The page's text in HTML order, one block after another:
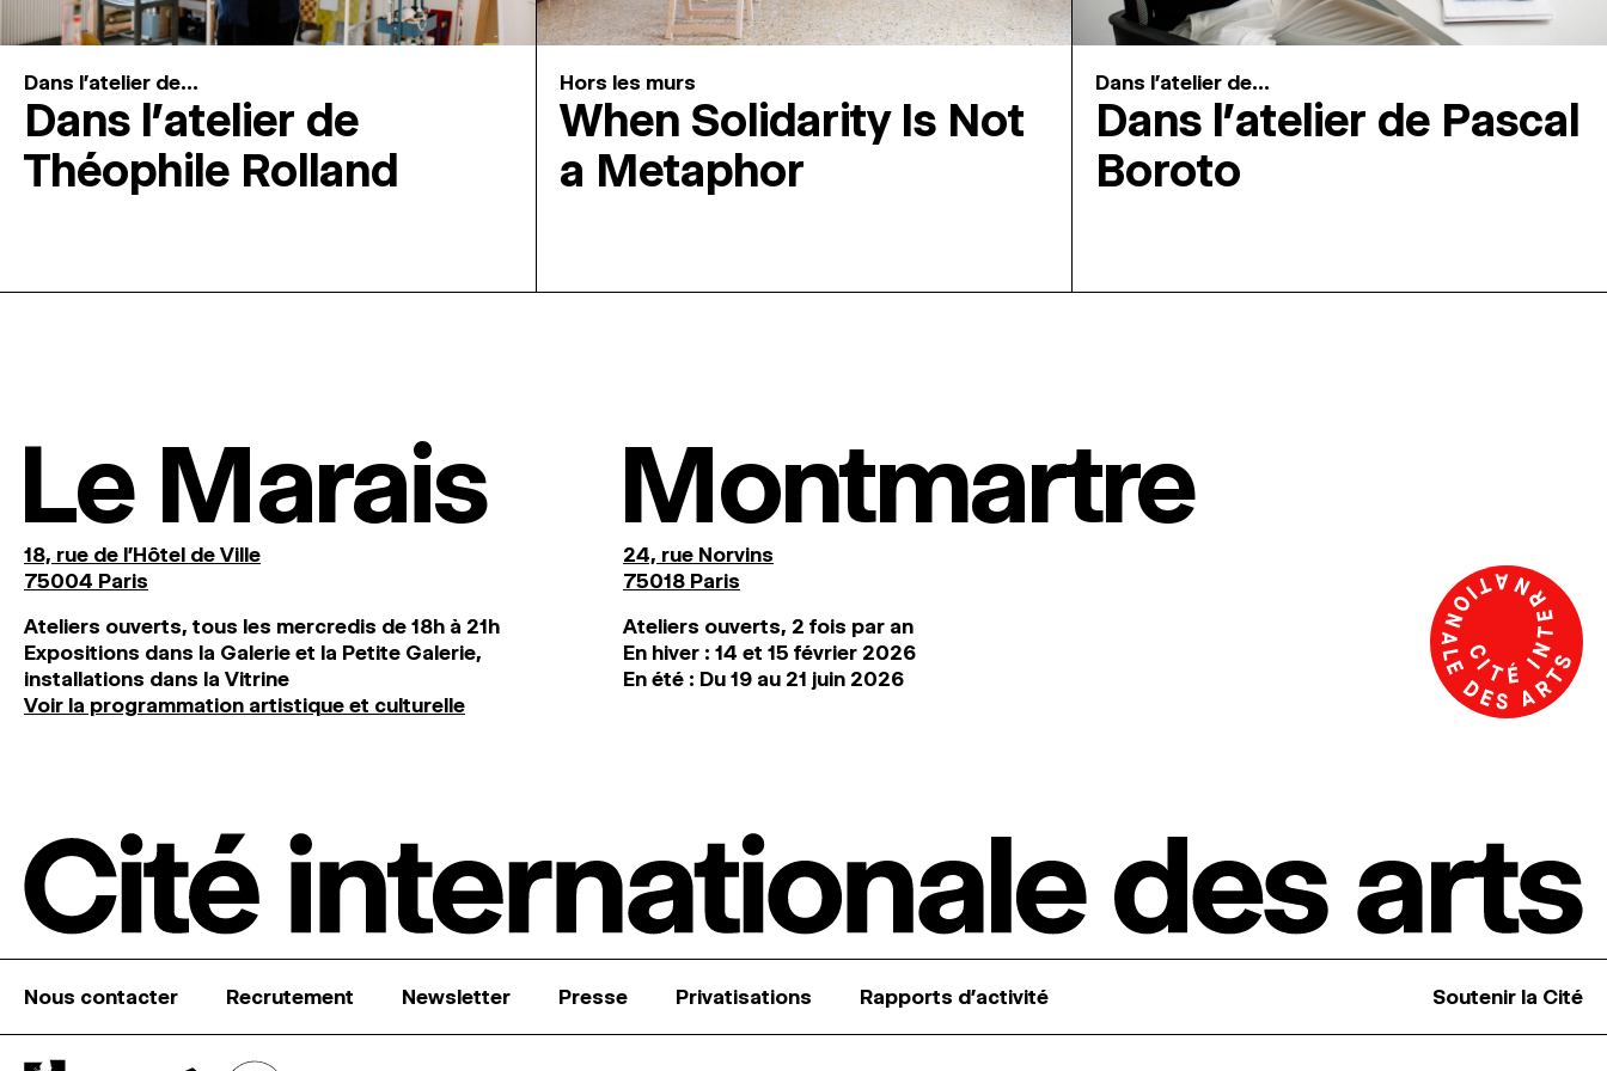
Dans l'atelier de...
Dans l’atelier de
Théophile Rolland
Hors les murs
When Solidarity Is Not
a Metaphor
Dans l'atelier de...
Dans l’atelier de Pascal
Boroto
Le Marais
18, rue de l'Hôtel de Ville
75004 Paris
Ateliers ouverts, tous les mercredis de 18h à 21h
Expositions dans la Galerie et la Petite Galerie,
installations dans la Vitrine
Voir la programmation artistique et culturelle
Montmartre
24, rue Norvins
75018 Paris
Ateliers ouverts, 2 fois par an
En hiver : 14 et 15 février 2026
En été : Du 19 au 21 juin 2026
Nous contacter Recrutement Newsletter Presse Privatisations Rapports d’activité Soutenir la Cité